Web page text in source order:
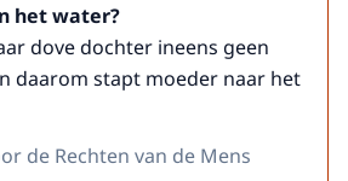
het water?
dove dochter ineens geen
daarom stapt moeder naar het
de Rechten van de Mens